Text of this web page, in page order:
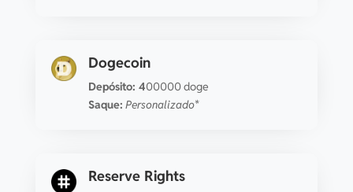
Dogecoin
Depósito: 400000 doge
Saque: Personalizado*
Reserve Rights